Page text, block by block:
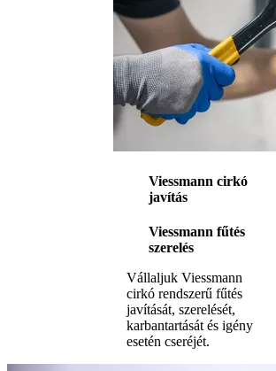
Viessmann cirkó
javítás
Viessmann fűtés
szerelés
Vállaljuk Viessmann
cirkó rendszerű fűtés
javítását, szerelését,
karbantartását és igény
esetén cseréjét.